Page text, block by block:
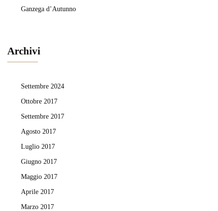
Ganzega d’Autunno
Archivi
Settembre 2024
Ottobre 2017
Settembre 2017
Agosto 2017
Luglio 2017
Giugno 2017
Maggio 2017
Aprile 2017
Marzo 2017